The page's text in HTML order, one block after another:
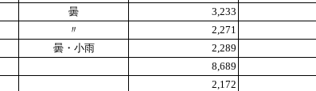
曇 3,233
〃 2,271
曇・小雨 2,289
8,689
2,172